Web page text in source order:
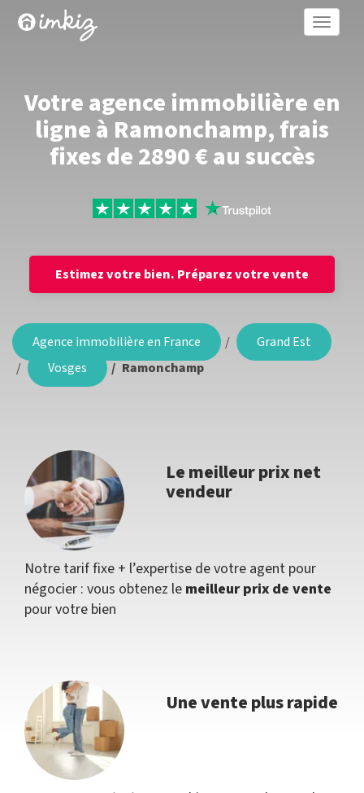
Toggle
Votre agence immobilière en
ligne à Ramonchamp, frais
fixes de 2890 € au succès
Estimez votre bien. Préparez votre vente
Agence immobilière en France
Grand Est
Vosges
Ramonchamp
Le meilleur prix net
vendeur
Notre tarif fixe + l’expertise de votre agent pour
négocier : vous obtenez le meilleur prix de vente
pour votre bien
Une vente plus rapide